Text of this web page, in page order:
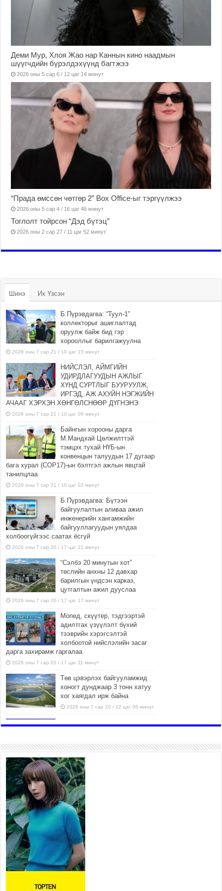
Деми Мур, Хлоя Жао нар Каннын кино наадмын
шүүгчдийн бүрэлдэхүүнд багтжээ
2026 оны 5 сар 6 / 12 цаг 14 минут
“Прада өмссөн чөтгөр 2” Box Office-ыг тэргүүлжээ
2026 оны 5 сар 4 / 16 цаг 46 минут
Тоглолт тойрсон “Дэд бүтэц”
2026 оны 2 сар 27 / 11 цаг 52 минут
Шинэ Их Үзсэн
Б.Пүрэвдагва: “Туул-1”
коллекторыг ашиглалтад
оруулж байж бид гэр
хорооллыг барилгажуулна
2026 оны 7 сар 21 / 10 цаг 15 минут
НИЙСЛЭЛ, АЙМГИЙН
УДИРДЛАГУУДЫН АЖЛЫГ
ХҮНД СУРТЛЫГ БУУРУУЛЖ,
ИРГЭД, АЖ АХУЙН НЭГЖИЙН
АЧААГ ХЭРХЭН ХӨНГӨЛСНӨӨР ДҮГНЭНЭ
2026 оны 7 сар 21 / 10 цаг 09 минут
Байнгын хорооны дарга
М.Мандхай Цөлжилттэй
тэмцэх тухай НҮБ-ын
конвенцын талуудын 17 дугаар
бага хурал (СОР17)-ын бэлтгэл ажлын явцтай
танилцлаа
2026 оны 7 сар 21 / 10 цаг 03 минут
Б.Пүрэвдагва: Бүтээн
байгуулалтын аливаа ажил
инженерийн хангамжийн
байгууллагуудын уялдаа
холбоогүйгээс саатах ёсгүй
2026 оны 7 сар 20 / 17 цаг 21 минут
“Сэлбэ 20 минутын хот”
төслийн анхны 12 давхар
барилгын үндсэн карказ,
цутгалтын ажил дууслаа
2026 оны 7 сар 20 / 17 цаг 17 минут
Мопед, скүүтер, тэдгээртэй
адилтгах үзүүлэлт бүхий
тээврийн хэрэгсэлтэй
холбоотой нийслэлийн засаг
дарга захирамж гаргалаа
2026 оны 7 сар 20 / 17 цаг 11 минут
Төв цэвэрлэх байгууламжид
хоногт дунджаар 3 тонн хатуу
хог хаягдал ирж байна
2026 оны 7 сар 20 / 12 цаг 06 минут
“Жил бүрийн өвөл, жил бүрийн ижил асуудал”
2026 оны 7 сар 20 / 11 цаг 16 минут
Б.Пүрэвдагва: Нийслэлд хийх бүх замыг ус
зайлуулах хоолойтой, явган хүний болон дугуйн
замтай байлгах стандарт мөрдөнө
2026 оны 7 сар 20 / 9 цаг 24 минут
Б.Пүрэвдагва: Хотын төвөөс Бэлх, Сэлх
чиглэлд явахад дугуйн замаар зорчих бүрэн
боломжтой боллоо
2026 оны 7 сар 20 / 9 цаг 20 минут
зайлуулах шугам хоолойн ажил 80 хувьтай